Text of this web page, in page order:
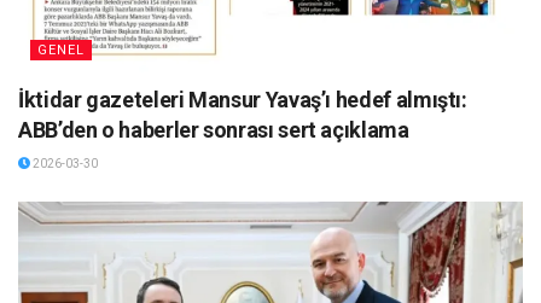
GENEL
İktidar gazeteleri Mansur Yavaş’ı hedef almıştı:
ABB’den o haberler sonrası sert açıklama
2026-03-30